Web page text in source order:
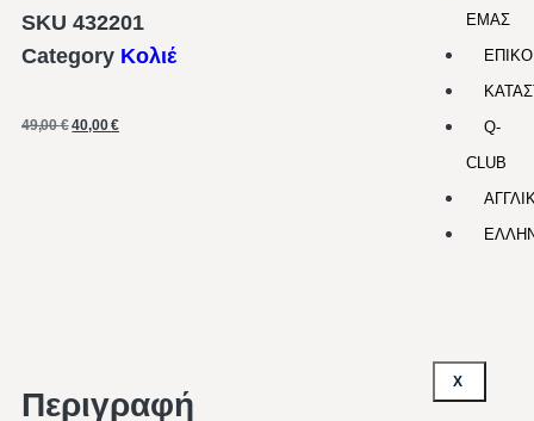
ΕΜΑΣ
Q-
CLUB
X
SKU 432201
Category Κολιέ
49,00€ 40,00€
Περιγραφή